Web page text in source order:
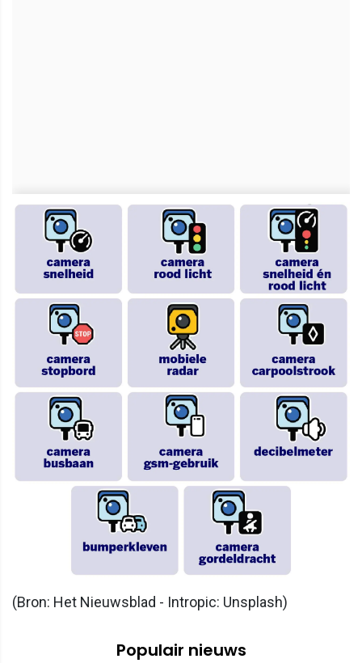
(Bron: Het Nieuwsblad - Intropic: Unsplash)
Populair nieuws